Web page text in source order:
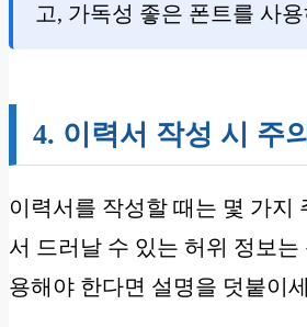
고, 가독성 좋은 폰트를 사
4. 이력서 작성 시 주
이력서를 작성할 때는 몇 가지
서 드러날 수 있는 허위 정보
용해야 한다면 설명을 덧붙이